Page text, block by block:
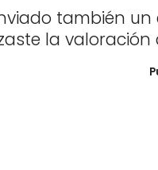
también
la